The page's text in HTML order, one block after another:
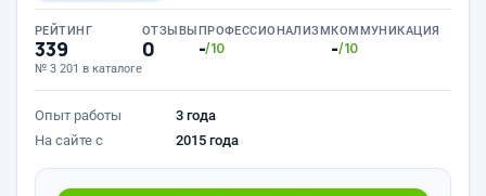
РЕЙТИНГ
339
№ 3 201 в каталоге
ОТЗЫВЫ
0
ПРОФЕССИОНАЛИЗМ
-/10
КОММУНИКАЦИЯ
-/10
Опыт работы
3 года
На сайте с
2015 года